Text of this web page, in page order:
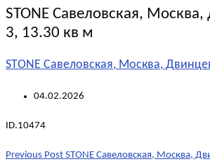
STONE Савеловская,
3, 13.30 кв м
STONE Савеловская, Москва,
04.02.2026
ID.10474
Post
Previous Post STONE Савеловская, Москва,